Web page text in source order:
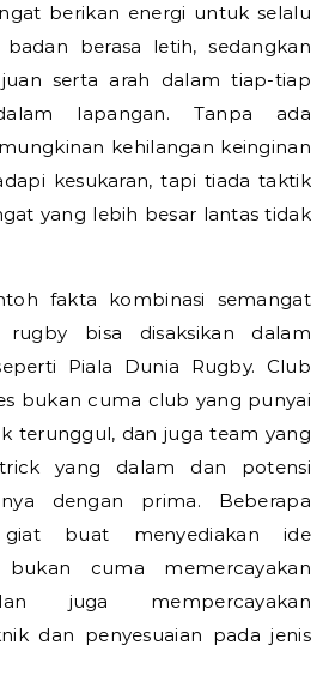
berikan energi untuk selalu
berasa letih, sedangkan
serta arah dalam tiap-tiap
lapangan. Tanpa ada
kehilangan keinginan
kesukaran, tapi tiada taktik
yang lebih besar lantas tidak
fakta kombinasi semangat
bisa disaksikan dalam
Piala Dunia Rugby. Club
bukan cuma club yang punyai
terunggul, dan juga team yang
yang dalam dan potensi
dengan prima. Beberapa
buat menyediakan ide
cuma memercayakan
juga mempercayakan
dan penyesuaian pada jenis